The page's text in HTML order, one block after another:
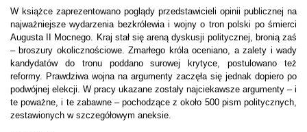
W książce zaprezentowano poglądy przedstawicieli opinii publicznej na
najważniejsze wydarzenia bezkrólewia i wojny o tron polski po śmierci
Augusta II Mocnego. Kraj stał się areną dyskusji politycznej, bronią zaś
– broszury okolicznościowe. Zmarłego króla oceniano, a zalety i wady
kandydatów do tronu poddano surowej krytyce, postulowano też
reformy. Prawdziwa wojna na argumenty zaczęła się jednak dopiero po
podwójnej elekcji. W pracy ukazane zostały najciekawsze argumenty – i
te poważne, i te zabawne – pochodzące z około 500 pism politycznych,
zestawionych w szczegółowym aneksie.